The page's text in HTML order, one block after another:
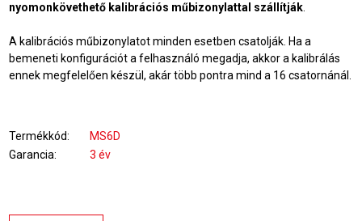
nyomonkövethető kalibrációs műbizonylattal szállítják
A kalibrációs műbizonylatot minden esetben csatolják. Ha a
bemeneti konfigurációt a felhasználó megadja, akkor a kalibrálás
ennek megfelelően készül, akár több pontra mind a 16 csatornánál.
Termékkód
MS6D
Garancia
3 év